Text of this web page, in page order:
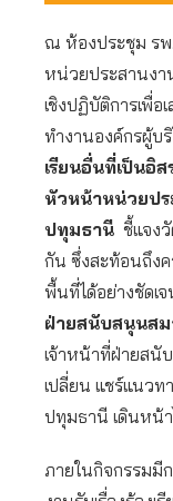
ณ ห้องประชุม ร
หน่วยประสานงา
เชิงปฏิบัติการเพื่
ทำงานองค์กรผู้บริ
เรียนอื่นที่เป็นอิ
หัวหน้าหน่วยป
ปทุมธานี ชี้แจง
กัน ซึ่งสะท้อนถึง
พื้นที่ได้อย่างชัดเ
ฝ่ายสนับสนุนสม
เจ้าหน้าที่ฝ่ายสนั
เปลี่ยน แชร์แนว
ปทุมธานี เดินหน้
ภายในกิจกรรมมี